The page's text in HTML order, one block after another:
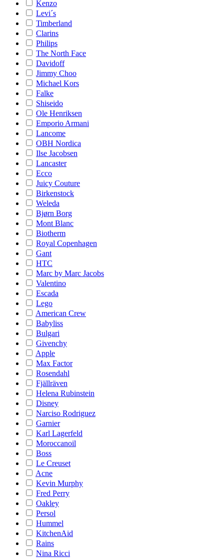
Kenzo
Levi´s
Timberland
Clarins
Philips
The North Face
Davidoff
Jimmy Choo
Michael Kors
Falke
Shiseido
Ole Henriksen
Emporio Armani
Lancome
OBH Nordica
Ilse Jacobsen
Lancaster
Ecco
Juicy Couture
Birkenstock
Weleda
Bjørn Borg
Mont Blanc
Biotherm
Royal Copenhagen
Gant
HTC
Marc by Marc Jacobs
Valentino
Escada
Lego
American Crew
Babyliss
Bulgari
Givenchy
Apple
Max Factor
Rosendahl
Fjällräven
Helena Rubinstein
Disney
Narciso Rodriguez
Garnier
Karl Lagerfeld
Moroccanoil
Boss
Le Creuset
Acne
Kevin Murphy
Fred Perry
Oakley
Persol
Hummel
KitchenAid
Rains
Nina Ricci